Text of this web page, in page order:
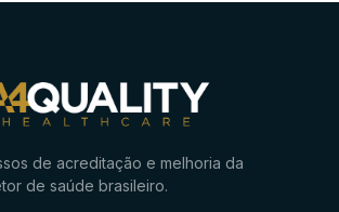
de acreditação e melhoria da
de saúde brasileiro.